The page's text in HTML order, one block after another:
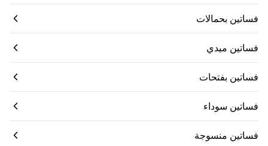
فساتين بحمالات
فساتين ميدي
فساتين بفتحات
فساتين سوداء
فساتين منسوجة